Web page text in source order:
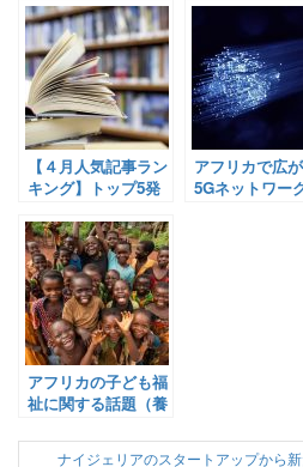
【４月人気記事ラン
キング】トップ5発
アフリカで広
5Gネットワー
アフリカの子ども福
祉に関する話題（養
の保護に関して）
ナイジェリアのスタートアップから